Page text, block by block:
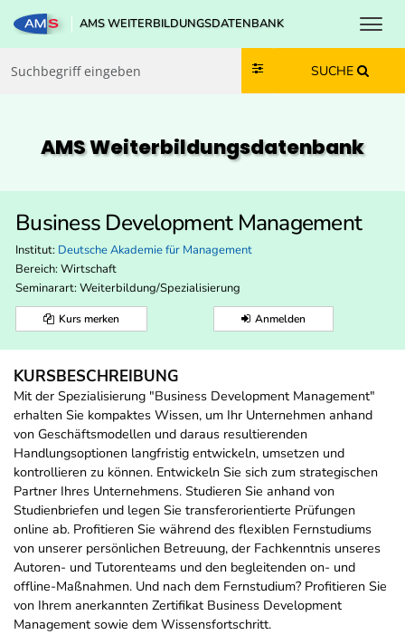
Zum Inhalt springen
Zum Navmenü springen
Zur Suche springen
Zur Footer springen
AMS WEITERBILDUNGSDATENBANK
SUCHE
AMS Weiterbildungs­datenbank
Business Development Management
Institut: Deutsche Akademie für Management
Bereich: Wirtschaft
Seminarart: Weiterbildung/Spezialisierung
Kurs merken Anmelden
KURSBESCHREIBUNG
Mit der Spezialisierung "Business Development Management"
erhalten Sie kompaktes Wissen, um Ihr Unternehmen anhand
von Geschäftsmodellen und daraus resultierenden
Handlungsoptionen langfristig entwickeln, umsetzen und
kontrollieren zu können. Entwickeln Sie sich zum strategischen
Partner Ihres Unternehmens. Studieren Sie anhand von
Studienbriefen und legen Sie transferorientierte Prüfungen
online ab. Profitieren Sie während des flexiblen Fernstudiums
von unserer persönlichen Betreuung, der Fachkenntnis unseres
Autoren- und Tutorenteams und den begleitenden on- und
offline-Maßnahmen. Und nach dem Fernstudium? Profitieren Sie
von Ihrem anerkannten Zertifikat Business Development
Management sowie dem Wissensfortschritt.